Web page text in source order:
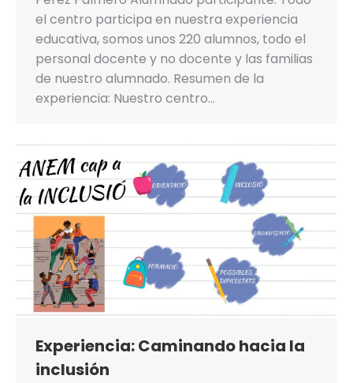
el centro participa en nuestra experiencia
educativa, somos unos 220 alumnos, todo el
personal docente y no docente y las familias
de nuestro alumnado. Resumen de la
experiencia: Nuestro centro…
Experiencia: Caminando hacia la
inclusión